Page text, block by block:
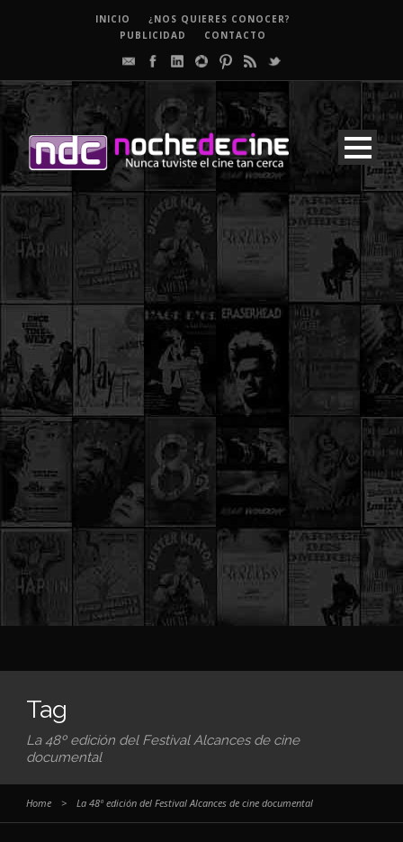
INICIO
¿NOS QUIERES CONOCER?
PUBLICIDAD
CONTACTO
Tag
La 48º edición del Festival Alcances de cine
documental
Home > La 48º edición del Festival Alcances de cine documental